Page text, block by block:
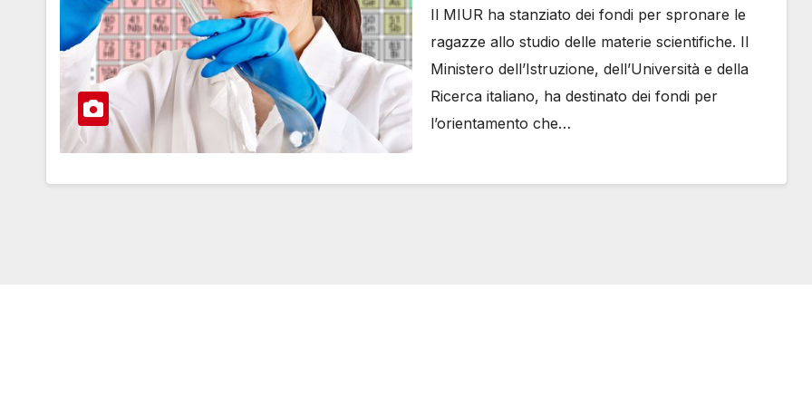
Il MIUR ha stanziato dei fondi per spronare le
ragazze allo studio delle materie scientifiche. Il
Ministero dell’Istruzione, dell’Università e della
Ricerca italiano, ha destinato dei fondi per
l’orientamento che…